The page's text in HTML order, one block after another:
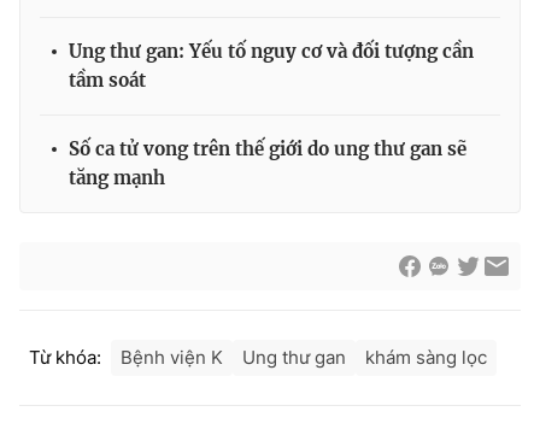
Giấy phép hoạt động báo in và báo điện tử số 483/GP-BTTTT
Ung thư gan: Yếu tố nguy cơ và đối tượng cần
tầm soát
Số ca tử vong trên thế giới do ung thư gan sẽ
tăng mạnh
Từ khóa: Bệnh viện K Ung thư gan khám sàng lọc